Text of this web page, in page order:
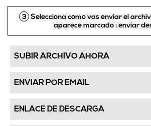
3 Selecciona como vas enviar el
aparece marcado : enviar
SUBIR ARCHIVO AHORA
ENVIAR POR EMAIL
ENLACE DE DESCARGA